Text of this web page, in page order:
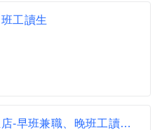
工讀生
門市人員-白巷子學甲濟生店-早班兼職、晚班工讀人員